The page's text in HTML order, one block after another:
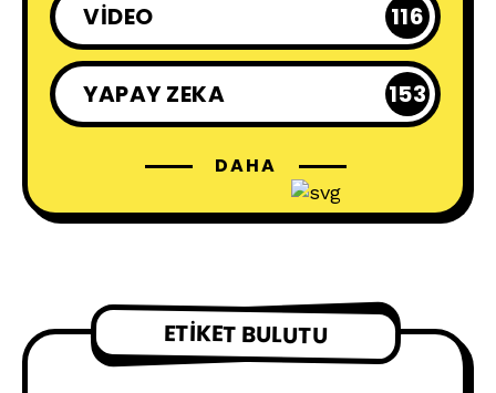
VIDEO 116
YAPAY ZEKA 153
DAHA
ETIKET BULUTU